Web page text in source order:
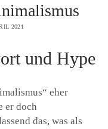
2021
und Hype
eher
er doch
das, was als